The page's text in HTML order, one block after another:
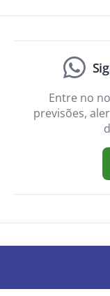
Entre no
previsões,